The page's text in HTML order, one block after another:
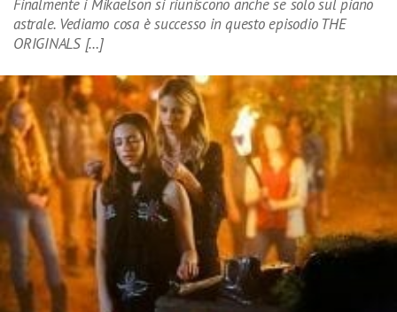
Finalmente i Mikaelson si riuniscono anche se solo sul piano
astrale. Vediamo cosa è successo in questo episodio THE
ORIGINALS […]